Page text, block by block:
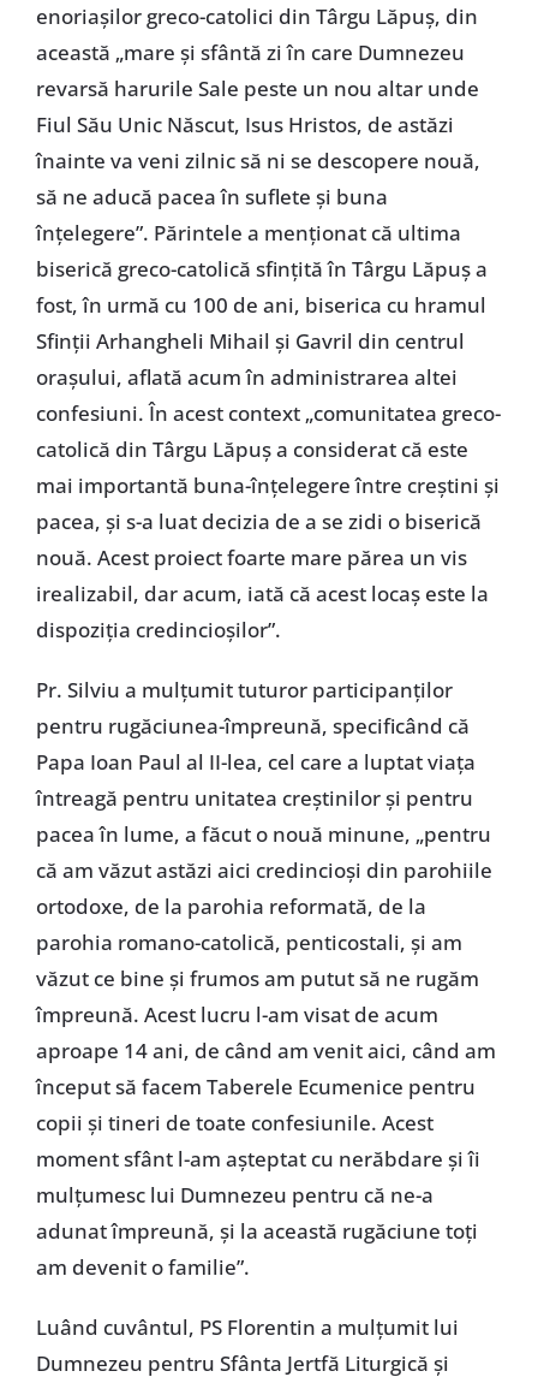
enoriaşilor greco-catolici din Târgu Lăpuş, din
această „mare şi sfântă zi în care Dumnezeu
revarsă harurile Sale peste un nou altar unde
Fiul Său Unic Născut, Isus Hristos, de astăzi
înainte va veni zilnic să ni se descopere nouă,
să ne aducă pacea în suflete şi buna
înţelegere”. Părintele a menţionat că ultima
biserică greco-catolică sfinţită în Târgu Lăpuş a
fost, în urmă cu 100 de ani, biserica cu hramul
Sfinţii Arhangheli Mihail şi Gavril din centrul
oraşului, aflată acum în administrarea altei
confesiuni. În acest context „comunitatea greco-
catolică din Târgu Lăpuş a considerat că este
mai importantă buna-înţelegere între creştini şi
pacea, şi s-a luat decizia de a se zidi o biserică
nouă. Acest proiect foarte mare părea un vis
irealizabil, dar acum, iată că acest locaş este la
dispoziţia credincioşilor”.
Pr. Silviu a mulţumit tuturor participanţilor
pentru rugăciunea-împreună, specificând că
Papa Ioan Paul al II-lea, cel care a luptat viaţa
întreagă pentru unitatea creştinilor şi pentru
pacea în lume, a făcut o nouă minune, „pentru
că am văzut astăzi aici credincioşi din parohiile
ortodoxe, de la parohia reformată, de la
parohia romano-catolică, penticostali, şi am
văzut ce bine şi frumos am putut să ne rugăm
împreună. Acest lucru l-am visat de acum
aproape 14 ani, de când am venit aici, când am
început să facem Taberele Ecumenice pentru
copii şi tineri de toate confesiunile. Acest
moment sfânt l-am aşteptat cu nerăbdare şi îi
mulţumesc lui Dumnezeu pentru că ne-a
adunat împreună, şi la această rugăciune toţi
am devenit o familie”.
Luând cuvântul, PS Florentin a mulţumit lui
Dumnezeu pentru Sfânta Jertfă Liturgică şi